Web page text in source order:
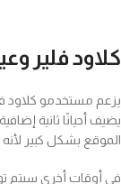
كلاود فلير
يزعم مستخدمو كلاود
يضيف أحيانًا ثانية
الموقع بشكل كبير لأنه يجب على